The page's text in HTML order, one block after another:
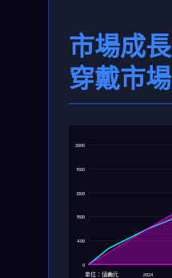
市場成
穿戴市
0
400
800
1200
1600
2000
单位：亿美元
2023 2024